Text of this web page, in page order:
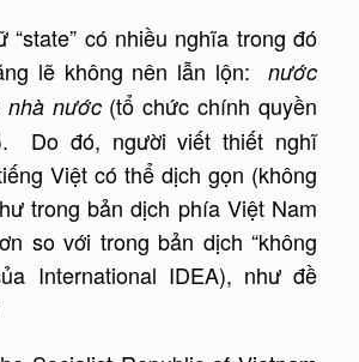
“state” có nhiều nghĩa trong đó
lẽ không nên lẫn lộn: nước
nhà nước (tổ chức chính quyền
Do đó, người viết thiết nghĩ
Việt có thể dịch gọn (không
trong bản dịch phía Việt Nam
so với trong bản dịch “không
International IDEA), như đề